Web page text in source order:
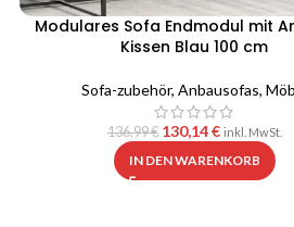
Modulares Sofa Endmodul mit
Kissen Blau 100 cm
Sofa-zubehör, Anbausofas,
136,99€ 130,14€ inkl. MwSt.
IN DEN WARENKORB